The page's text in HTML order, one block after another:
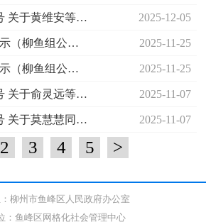
鱼政干〔2025〕8号 关于黄维安等同志任职的通知 2025-12-05
领导干部任职前公示（柳鱼组公示〔2025〕10号） 2025-11-25
领导干部任职前公示（柳鱼组公示〔2025〕11号） 2025-11-25
鱼政干〔2025〕6号 关于俞灵远等同志任免职的通知 2025-11-07
鱼政干〔2025〕5号 关于莫慧慧同志试用期满正式任职的通知 2025-11-07
2 3 4 5 >
柳州市鱼峰区人民政府办公室
：鱼峰区网格化社会管理中心